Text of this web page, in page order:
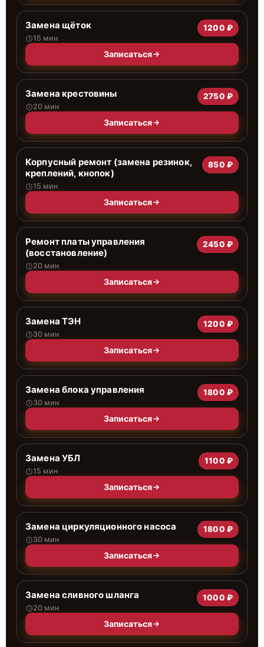
Замена щёток
15 мин
1200 ₽
Записаться
Замена крестовины
20 мин
2750 ₽
Записаться
Корпусный ремонт (замена резинок,
креплений, кнопок)
15 мин
850 ₽
Записаться
Ремонт платы управления
(восстановление)
20 мин
2450 ₽
Записаться
Замена ТЭН
30 мин
1200 ₽
Записаться
Замена блока управления
30 мин
1800 ₽
Записаться
Замена УБЛ
15 мин
1100 ₽
Записаться
Замена циркуляционного насоса
30 мин
1800 ₽
Записаться
Замена сливного шланга
20 мин
1000 ₽
Записаться